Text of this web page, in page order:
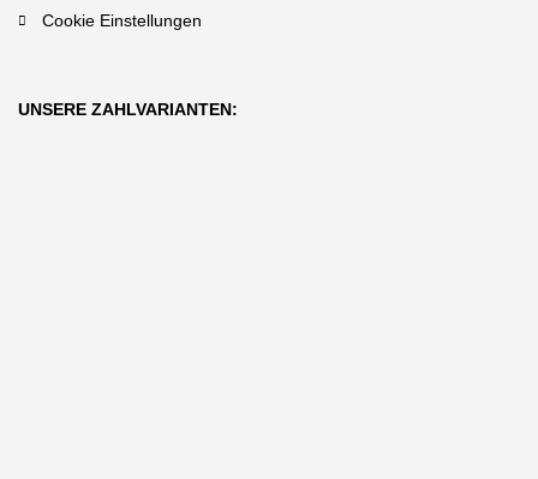
Cookie Einstellungen
UNSERE ZAHLVARIANTEN: